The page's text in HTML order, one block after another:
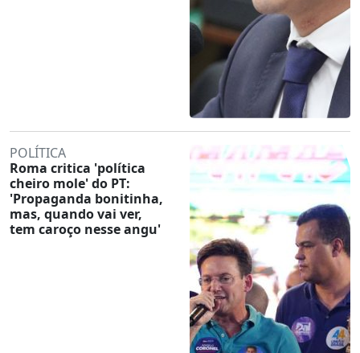
POLÍTICA
Roma critica 'política
cheiro mole' do PT:
'Propaganda bonitinha,
mas, quando vai ver,
tem caroço nesse angu'